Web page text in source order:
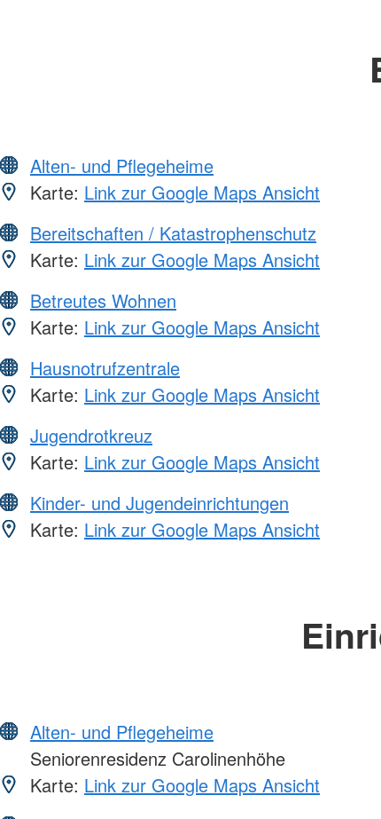
Alten- und Pflegeheime
Karte: Link zur Google Maps Ansicht
Bereitschaften / Katastrophenschutz
Karte: Link zur Google Maps Ansicht
Betreutes Wohnen
Karte: Link zur Google Maps Ansicht
Hausnotrufzentrale
Karte: Link zur Google Maps Ansicht
Jugendrotkreuz
Karte: Link zur Google Maps Ansicht
Kinder- und Jugendeinrichtungen
Karte: Link zur Google Maps Ansicht
Alten- und Pflegeheime
Seniorenresidenz Carolinenhöhe
Karte: Link zur Google Maps Ansicht